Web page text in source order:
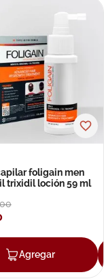
Agregar
foligain men
trixidil loción 59 ml
Agregar